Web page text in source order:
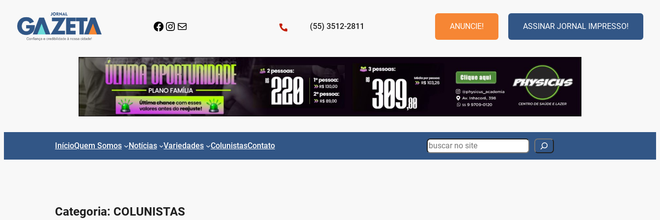
para
Facebook
Instagram
E-mail (55) 3512-2811 ANUNCIE! ASSINAR JORNAL IMPRESSO!
InícioQuem Somos Notícias Variedades ColunistasContato Search
Categoria: COLUNISTAS